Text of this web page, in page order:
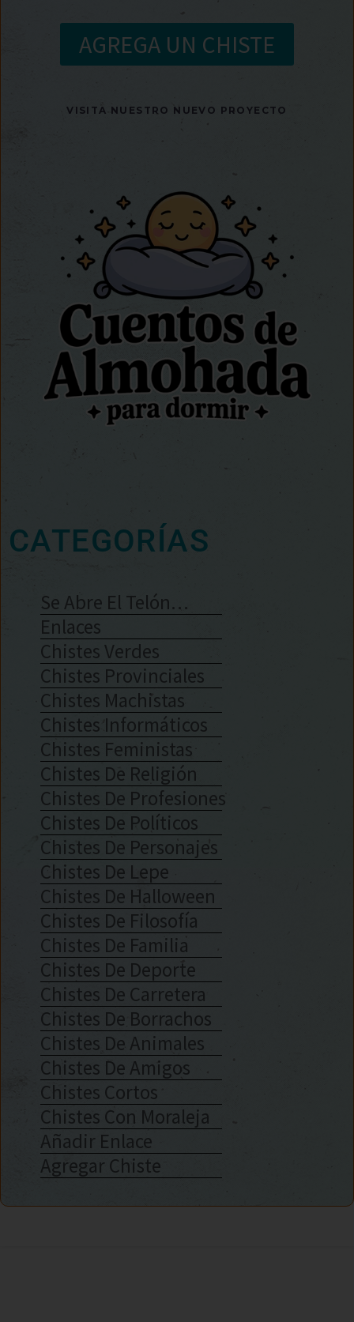
AGREGA UN CHISTE
VISITA NUESTRO NUEVO PROYECTO
CATEGORÍAS
Se Abre El Telón…
Enlaces
Chistes Verdes
Chistes Provinciales
Chistes Machistas
Chistes Informáticos
Chistes Feministas
Chistes De Religión
Chistes De Profesiones
Chistes De Políticos
Chistes De Personajes
Chistes De Lepe
Chistes De Halloween
Chistes De Filosofía
Chistes De Familia
Chistes De Deporte
Chistes De Carretera
Chistes De Borrachos
Chistes De Animales
Chistes De Amigos
Chistes Cortos
Chistes Con Moraleja
Añadir Enlace
Agregar Chiste